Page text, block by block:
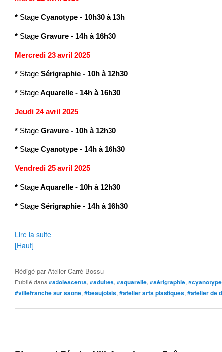
* Stage Cyanotype - 10h30 à 13h
* Stage Gravure - 14h à 16h30
Mercredi 23 avril 2025
* Stage Sérigraphie - 10h à 12h30
* StageAquarelle - 14h à 16h30
Jeudi 24 avril 2025
* Stage Gravure - 10h à 12h30
* Stage Cyanotype - 14h à 16h30
Vendredi 25 avril 2025
* StageAquarelle - 10h à 12h30
* Stage Sérigraphie - 14h à 16h30
Lire la suite
[Haut]
Rédigé parAtelier Carré Bossu
Publié dans#adolescents, #adultes, #aquarelle, #sérigraphie, #cyanotype
#villefranche sur saône, #beaujolais, #atelier arts plastiques, #atelier de